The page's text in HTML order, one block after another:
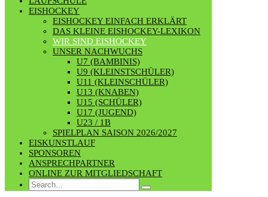
EISHOCKEY
EISHOCKEY EINFACH ERKLÄRT
DAS KLEINE EISHOCKEY-LEXIKON
WIR SIND EISHOCKEY
UNSER NACHWUCHS
U7 (BAMBINIS)
U9 (KLEINSTSCHÜLER)
U11 (KLEINSCHÜLER)
U13 (KNABEN)
U15 (SCHÜLER)
U17 (JUGEND)
U23 / 1B
SPIELPLAN SAISON 2026/2027
EISKUNSTLAUF
SPONSOREN
ANSPRECHPARTNER
ONLINE ZUR MITGLIEDSCHAFT
Search